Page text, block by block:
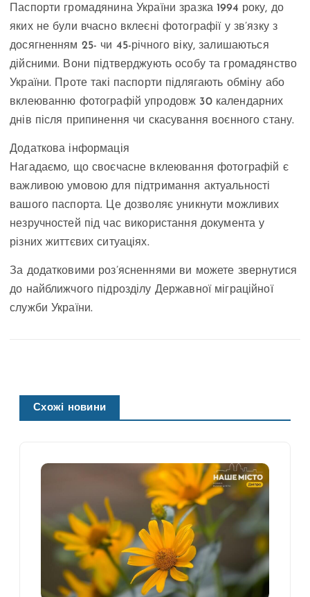
Паспорти громадянина України зразка 1994 року, до
яких не були вчасно вклеєні фотографії у зв’язку з
досягненням 25- чи 45-річного віку, залишаються
дійсними. Вони підтверджують особу та громадянство
України. Проте такі паспорти підлягають обміну або
вклеюванню фотографій упродовж 30 календарних
днів після припинення чи скасування воєнного стану.
Додаткова інформація
Нагадаємо, що своєчасне вклеювання фотографій є
важливою умовою для підтримання актуальності
вашого паспорта. Це дозволяє уникнути можливих
незручностей під час використання документа у
різних життєвих ситуаціях.
За додатковими роз’ясненнями ви можете звернутися
до найближчого підрозділу Державної міграційної
служби України.
Схожі новини